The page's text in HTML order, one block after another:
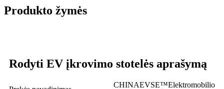
Produkto žymės
Rodyti EV įkrovimo stotelės aprašymą
CHINAEVSE™️Elektromobilio